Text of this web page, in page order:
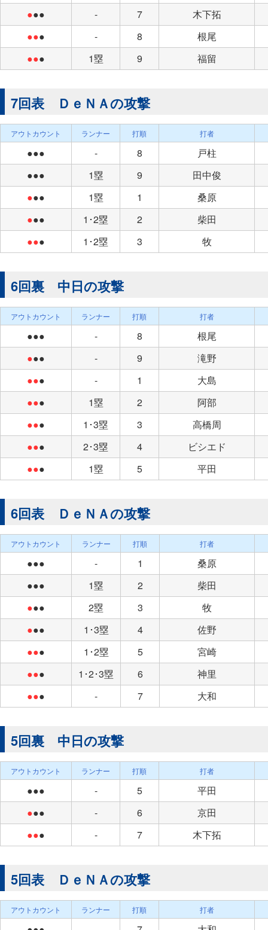
●●● - 7
木下拓
●●● - 8
根尾
●●● 1塁 9 福留
7回表 ＤｅＮＡの攻撃
アウトカウント ランナー 打順 打者
●●● - 8
戸柱
●●●
1塁 9
田中俊
●●● 1塁 1
桑原
●●● 1･2塁 2
柴田
●●● 1･2塁 3 牧
6回裏 中日の攻撃
アウトカウント ランナー 打順 打者
●●● - 8
根尾
●●● - 9
滝野
●●● - 1
大島
●●● 1塁 2
阿部
●●● 1･3塁 3
高橋周
●●● 2･3塁 4
ビシエド
●●● 1塁 5 平田
6回表 ＤｅＮＡの攻撃
アウトカウント ランナー 打順 打者
●●● - 1
桑原
●●●
1塁 2
柴田
●●● 2塁 3
牧
●●● 1･3塁 4
佐野
●●● 1･2塁 5
宮崎
●●● 1･2･3塁 6
神里
●●● - 7 大和
5回裏 中日の攻撃
アウトカウント ランナー 打順 打者
●●● - 5
平田
●●● - 6
京田
●●● - 7 木下拓
5回表 ＤｅＮＡの攻撃
アウトカウント ランナー 打順 打者